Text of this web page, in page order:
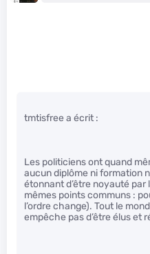
tmtisfree a écrit :
Les politiciens ont quand
aucun diplôme ni formation
étonnant d’être noyauté
mêmes points communs :
l’ordre change). Tout le
empêche pas d’être élus et